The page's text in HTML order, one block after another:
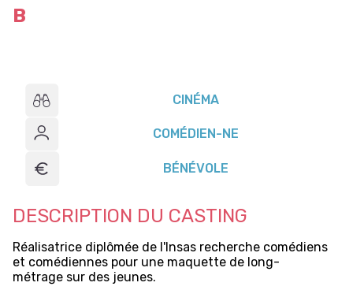
B
CINÉMA
COMÉDIEN-NE
BÉNÉVOLE
DESCRIPTION DU CASTING
Réalisatrice diplômée de l'Insas recherche comédiens
et comédiennes pour une maquette de long-
métrage sur des jeunes.